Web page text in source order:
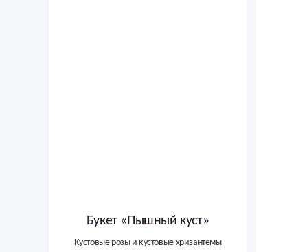
Букет «Пышный куст»
Кустовые розы и кустовые хризантемы